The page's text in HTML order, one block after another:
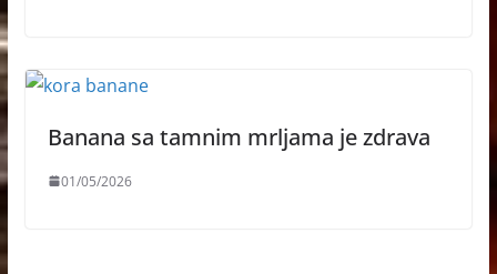
Banana sa tamnim mrljama je zdrava
01/05/2026